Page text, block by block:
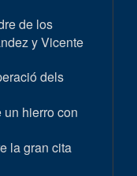
de los
y Vicente
dels
hierro con
la gran cita